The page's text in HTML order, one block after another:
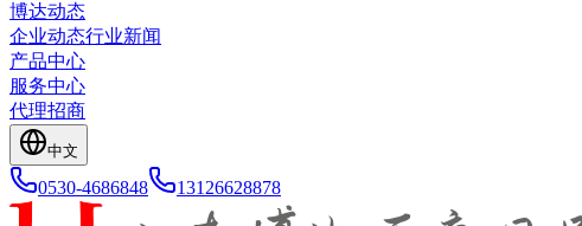
博达动态
企业动态行业新闻
产品中心
服务中心
代理招商
中文
0530-4686848 13126628878